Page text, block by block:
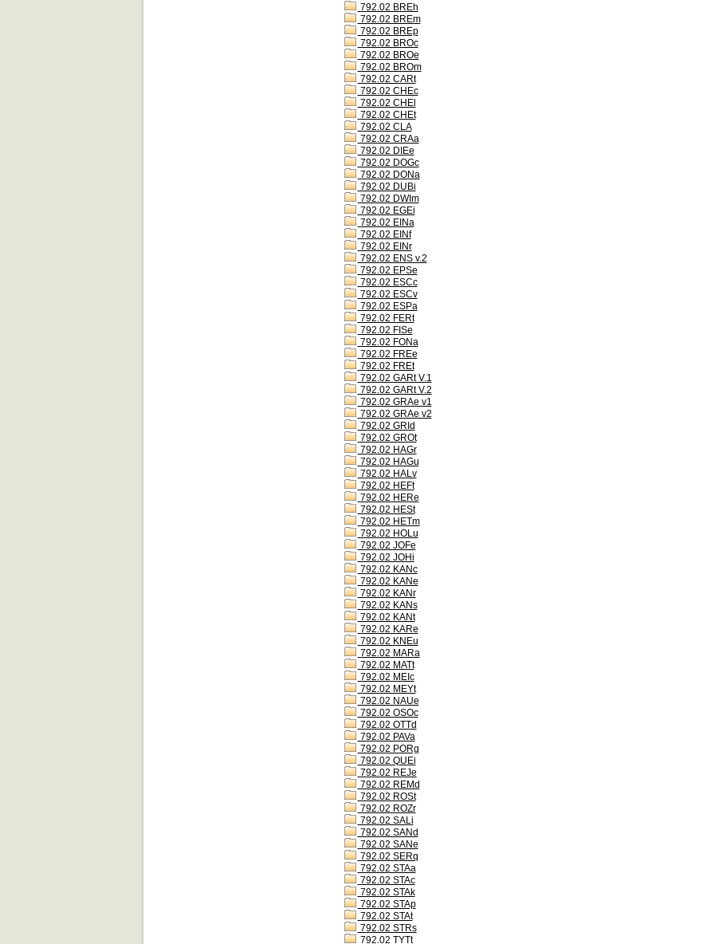
792.02 BREh
792.02 BREm
792.02 BREp
792.02 BROc
792.02 BROe
792.02 BROm
792.02 CARt
792.02 CHEc
792.02 CHEl
792.02 CHEt
792.02 CLA
792.02 CRAa
792.02 DIEe
792.02 DOGc
792.02 DONa
792.02 DUBi
792.02 DWIm
792.02 EGEi
792.02 EINa
792.02 EINf
792.02 EINr
792.02 ENS v.2
792.02 EPSe
792.02 ESCc
792.02 ESCv
792.02 ESPa
792.02 FERt
792.02 FISe
792.02 FONa
792.02 FREe
792.02 FREt
792.02 GARt V.1
792.02 GARt V.2
792.02 GRAe v1
792.02 GRAe v2
792.02 GRId
792.02 GROt
792.02 HAGr
792.02 HAGu
792.02 HALv
792.02 HEFt
792.02 HERe
792.02 HESt
792.02 HETm
792.02 HOLu
792.02 JOFe
792.02 JOHi
792.02 KANc
792.02 KANe
792.02 KANr
792.02 KANs
792.02 KANt
792.02 KARe
792.02 KNEu
792.02 MARa
792.02 MATt
792.02 MEIc
792.02 MEYt
792.02 NAUe
792.02 OSOc
792.02 OTTd
792.02 PAVa
792.02 PORg
792.02 QUEi
792.02 REJe
792.02 REMd
792.02 ROSt
792.02 ROZr
792.02 SALi
792.02 SANd
792.02 SANe
792.02 SERq
792.02 STAa
792.02 STAc
792.02 STAk
792.02 STAp
792.02 STAt
792.02 STRs
792.02 TYTt